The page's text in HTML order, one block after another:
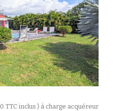
TTC inclus ) à charge acquéreur